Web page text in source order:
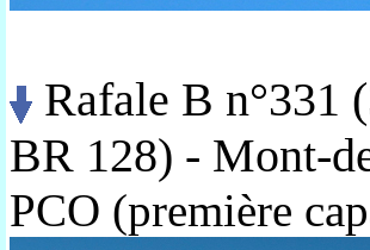
Rafale B n°331
BR 128) - Mont-
PCO (première